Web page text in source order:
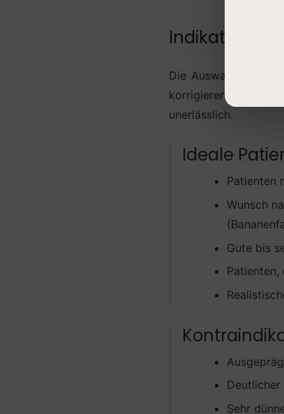
Indikationen
Die Auswahl der
korrigieren. Eine
unerlässlich.
Ideale
Patienten
Wunsch
Gute bis
Patienten,
Sehr